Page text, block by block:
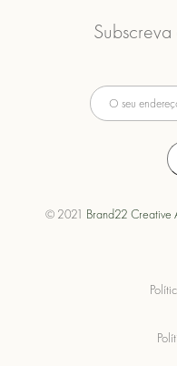
© 2021 Brand22 Creative